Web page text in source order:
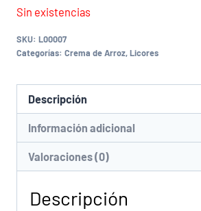
Sin existencias
SKU: L00007
Categorías: Crema de Arroz,Licores
Descripción
Información adicional
Valoraciones (0)
Descripción